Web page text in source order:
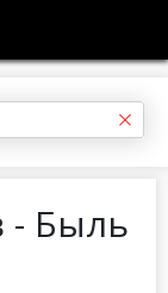
- Быль